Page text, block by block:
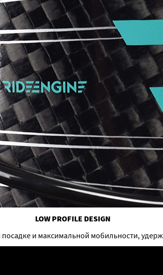
LOW PROFILE DESIGN
и максимальной мобильности,